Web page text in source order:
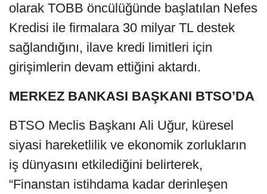
olarak TOBB öncülüğünde başlatılan Nefes
Kredisi ile firmalara 30 milyar TL destek
sağlandığını, ilave kredi limitleri için
girişimlerin devam ettiğini aktardı.
MERKEZ BANKASI BAŞKANI BTSO’DA
BTSO Meclis Başkanı Ali Uğur, küresel
siyasi hareketlilik ve ekonomik zorlukların
iş dünyasını etkilediğini belirterek,
“Finanstan istihdama kadar derinleşen